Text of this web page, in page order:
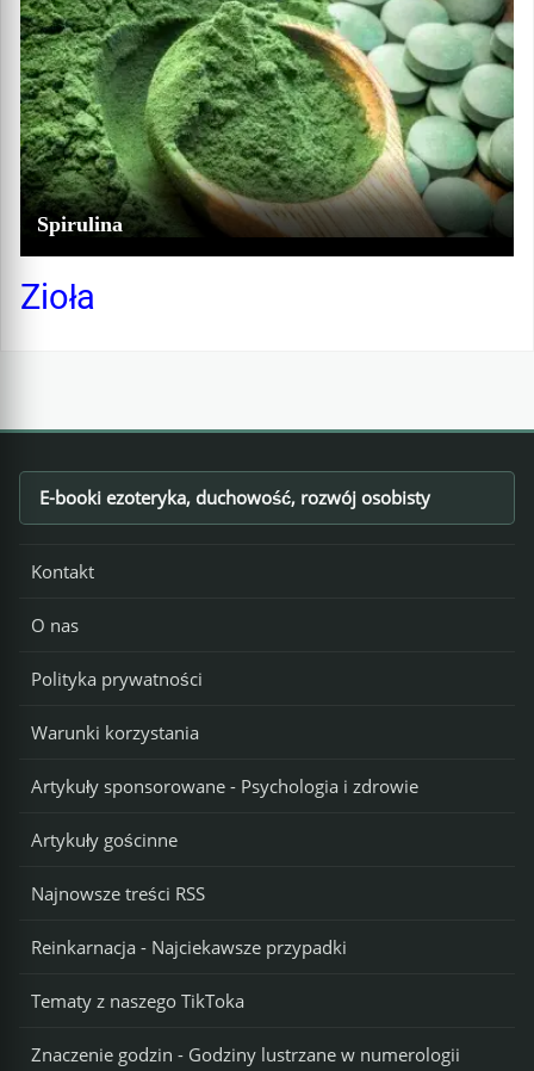
Spirulina
Zioła
Footer
E-booki ezoteryka, duchowość, rozwój osobisty
Kontakt
O nas
Polityka prywatności
Warunki korzystania
Artykuły sponsorowane - Psychologia i zdrowie
Artykuły gościnne
Najnowsze treści RSS
Reinkarnacja - Najciekawsze przypadki
Tematy z naszego TikToka
Znaczenie godzin - Godziny lustrzane w numerologii